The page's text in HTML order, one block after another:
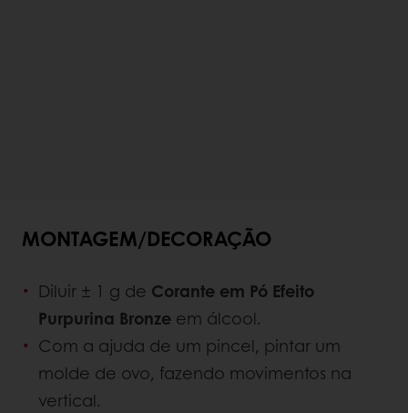
MONTAGEM/DECORAÇÃO
Diluir ± 1 g de Corante em Pó Efeito
Purpurina Bronze em álcool.
Com a ajuda de um pincel, pintar um
molde de ovo, fazendo movimentos na
vertical.